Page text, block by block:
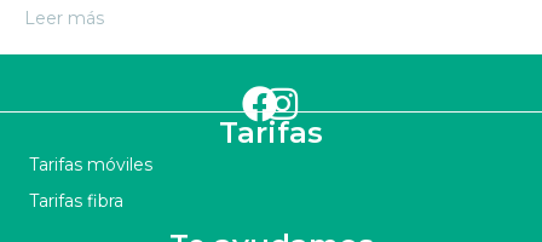
Leer más
Tarifas
Tarifas móviles
Tarifas fibra